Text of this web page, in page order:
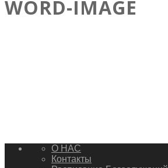
WORD-IMAGE
О НАС
Контакты